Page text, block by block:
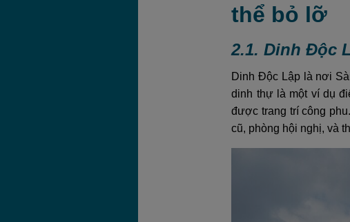
thể bỏ lỡ
2.1. Dinh Độc
Dinh Độc Lập là nơi
dinh thự là một ví dụ
được trang trí công
cũ, phòng hội nghị, và